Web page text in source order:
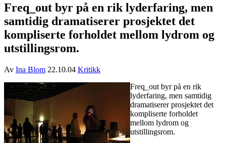
Freq_out byr på en rik lyderfaring, men
samtidig dramatiserer prosjektet det
kompliserte forholdet mellom lydrom og
utstillingsrom.
Av Ina Blom 22.10.04 Kritikk
Freq_out byr på en rik
lyderfaring, men samtidig
dramatiserer prosjektet det
kompliserte forholdet
mellom lydrom og
utstillingsrom.